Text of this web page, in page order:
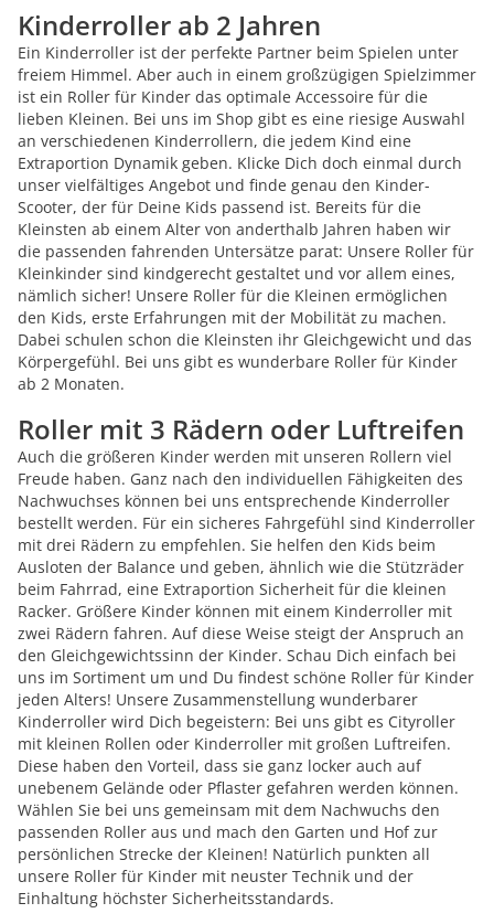
Kinderroller ab 2 Jahren
Ein Kinderroller ist der perfekte Partner beim Spielen unter
freiem Himmel. Aber auch in einem großzügigen Spielzimmer
ist ein Roller für Kinder das optimale Accessoire für die
lieben Kleinen. Bei uns im Shop gibt es eine riesige Auswahl
an verschiedenen Kinderrollern, die jedem Kind eine
Extraportion Dynamik geben. Klicke Dich doch einmal durch
unser vielfältiges Angebot und finde genau den Kinder-
Scooter, der für Deine Kids passend ist. Bereits für die
Kleinsten ab einem Alter von anderthalb Jahren haben wir
die passenden fahrenden Untersätze parat: Unsere Roller für
Kleinkinder sind kindgerecht gestaltet und vor allem eines,
nämlich sicher! Unsere Roller für die Kleinen ermöglichen
den Kids, erste Erfahrungen mit der Mobilität zu machen.
Dabei schulen schon die Kleinsten ihr Gleichgewicht und das
Körpergefühl. Bei uns gibt es wunderbare Roller für Kinder
ab 2 Monaten.
Roller mit 3 Rädern oder Luftreifen
Auch die größeren Kinder werden mit unseren Rollern viel
Freude haben. Ganz nach den individuellen Fähigkeiten des
Nachwuchses können bei uns entsprechende Kinderroller
bestellt werden. Für ein sicheres Fahrgefühl sind Kinderroller
mit drei Rädern zu empfehlen. Sie helfen den Kids beim
Ausloten der Balance und geben, ähnlich wie die Stützräder
beim Fahrrad, eine Extraportion Sicherheit für die kleinen
Racker. Größere Kinder können mit einem Kinderroller mit
zwei Rädern fahren. Auf diese Weise steigt der Anspruch an
den Gleichgewichtssinn der Kinder. Schau Dich einfach bei
uns im Sortiment um und Du findest schöne Roller für Kinder
jeden Alters! Unsere Zusammenstellung wunderbarer
Kinderroller wird Dich begeistern: Bei uns gibt es Cityroller
mit kleinen Rollen oder Kinderroller mit großen Luftreifen.
Diese haben den Vorteil, dass sie ganz locker auch auf
unebenem Gelände oder Pflaster gefahren werden können.
Wählen Sie bei uns gemeinsam mit dem Nachwuchs den
passenden Roller aus und mach den Garten und Hof zur
persönlichen Strecke der Kleinen! Natürlich punkten all
unsere Roller für Kinder mit neuster Technik und der
Einhaltung höchster Sicherheitsstandards.